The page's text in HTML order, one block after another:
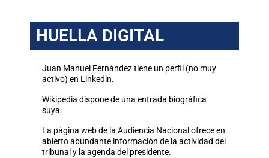
HUELLA DIGITAL
Juan Manuel Fernández tiene un perfil (no muy
activo) en Linkedin.
Wikipedia dispone de una entrada biográfica
suya.
La página web de la Audiencia Nacional ofrece en
abierto abundante información de la actividad del
tribunal y la agenda del presidente.